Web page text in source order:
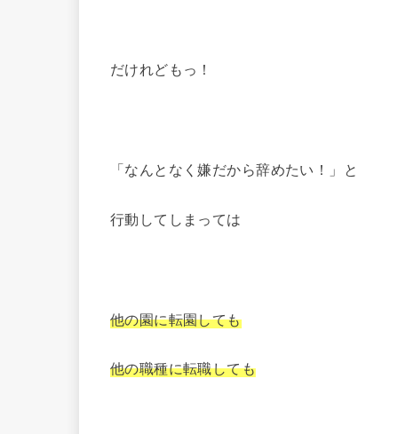
だけれどもっ！
「なんとなく嫌だから辞めたい！」と
行動してしまっては
他の園に転園しても
他の職種に転職しても